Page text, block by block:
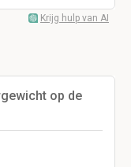
Krijg hulp van AI
op de